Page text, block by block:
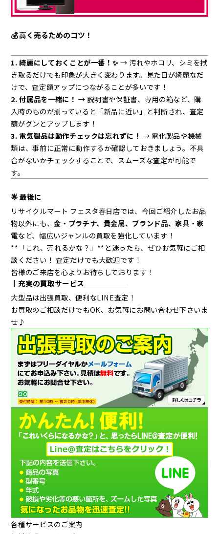
💰 高く売るためのコツ！
1. 綺麗にしておくことが一番！✨→ 汚れやホコリ、シミを拭
き取るだけでも印象が大きく変わります。見た目が綺麗なだ
けで、査定額アップにつながることが多いです！
2. 付属品を一緒に！ → 説明書や保証書、専用の箱など、購
入時のものが揃っていると「新品に近い」と判断され、査定
額がグンとアップします！
3. 電気製品は動作チェックは忘れずに！ → 電化製品や機械
類は、事前に正常に動作するか確認しておきましょう。不具
合がないかチェックすることで、スムーズな査定が可能で
す。
🌟 最後に
リサイクルマート フェスタ春日店では、今回ご紹介したお品
物以外にも、金・プラチナ、貴金属、ブランド品、家具・家
電など、幅広いジャンルの買取を強化しています！
**「これ、売れるかな？」**と迷ったら、ぜひお気軽にご相
談ください！ 査定だけでも大歓迎です！
皆様のご来店を心よりお待ちしております！
┃充実の買取サービス＿＿＿＿＿＿
大型品は出張買取、便利なLINE査定！
お買取のご相談だけでもOK、お気軽にお問い合わせ下さいま
せ♪
各種サービスのご案内